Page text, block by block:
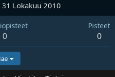
31 Lokakuu 2010
0
Pisteet
0